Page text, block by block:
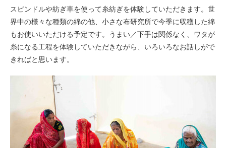
スピンドルや紡ぎ車を使って糸紡ぎを体験していただきます。世
界中の様々な種類の綿の他、小さな布研究所で今季に収穫した綿
もお使いいただける予定です。うまい／下手は関係なく、ワタが
糸になる工程を体験していただきながら、いろいろなお話しがで
きればと思います。